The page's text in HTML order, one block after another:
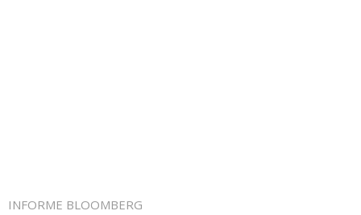
INFORME BLOOMBERG